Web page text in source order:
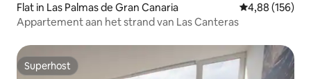
Flat in Las Palmas de Gran Canaria Gemiddelde
4,88 (156)
Appartement aan het strand van Las Canteras
Superhost
Superhost